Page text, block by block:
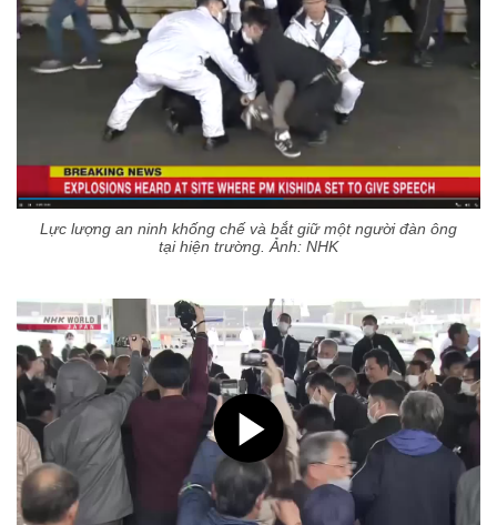
Lực lượng an ninh khống chế và bắt giữ một người đàn ông
tại hiện trường. Ảnh: NHK